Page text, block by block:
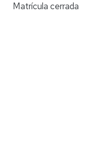
Matrícula cerrada